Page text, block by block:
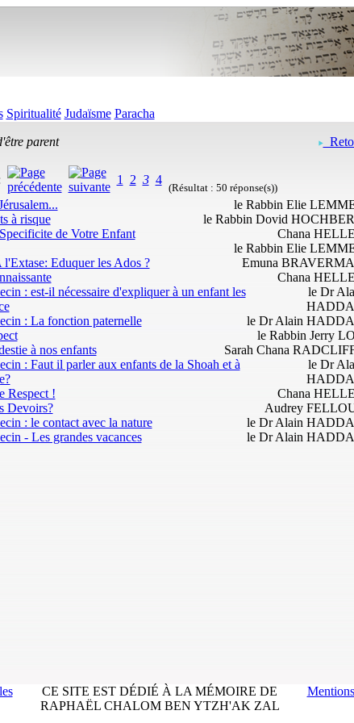
Spiritualité Judaïsme Paracha
parent
1 2 3 4
(Résultat : 50 réponse(s))
le Rabbin Elie
à risque
le Rabbin Dovid
de Votre Enfant
Chana
le Rabbin Elie
Eduquer les Ados ?
Emuna
Chana
: est-il nécessaire d'expliquer à un enfant les
le Dr
: La fonction paternelle
le Dr Alain
le Rabbin Jerry
à nos enfants
Sarah Chana
: Faut il parler aux enfants de la Shoah et à
le Dr
Respect !
Chana
Devoirs?
Audrey
: le contact avec la nature
le Dr Alain
- Les grandes vacances
le Dr Alain
CE SITE EST DÉDIÉ À LA MÉMOIRE DE
RAPHAËL CHALOM BEN YTZH'AK ZAL